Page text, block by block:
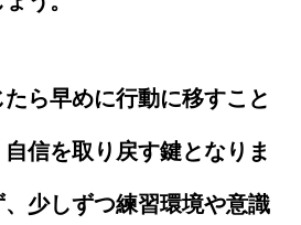
ら早めに行動に移すこと
信を取り戻す鍵となりま
少しずつ練習環境や意識